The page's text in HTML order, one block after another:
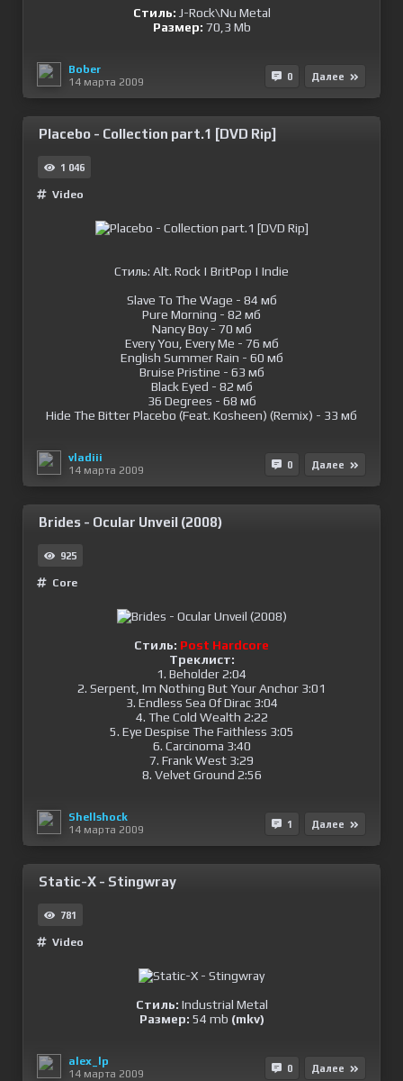
Стиль: J-Rock\Nu Metal
Размер: 70,3 Mb
Bober
14 марта 2009
0 Далее
Placebo - Collection part.1 [DVD Rip]
1 046
Video
Стиль: Alt. Rock | BritPop | Indie
Slave To The Wage - 84 мб
Pure Morning - 82 мб
Nancy Boy - 70 мб
Every You, Every Me - 76 мб
English Summer Rain - 60 мб
Bruise Pristine - 63 мб
Black Eyed - 82 мб
36 Degrees - 68 мб
Hide The Bitter Placebo (Feat. Kosheen) (Remix) - 33 мб
vladiii
14 марта 2009
0 Далее
Brides - Ocular Unveil (2008)
925
Сore
Стиль: Post Hardcore
Треклист:
1. Beholder 2:04
2. Serpent, Im Nothing But Your Anchor 3:01
3. Endless Sea Of Dirac 3:04
4. The Cold Wealth 2:22
5. Eye Despise The Faithless 3:05
6. Carcinoma 3:40
7. Frank West 3:29
8. Velvet Ground 2:56
Shellshock
14 марта 2009
1 Далее
Static-X - Stingwray
781
Video
Стиль: Industrial Metal
Размер: 54 mb (mkv)
alex_lp
14 марта 2009
0 Далее